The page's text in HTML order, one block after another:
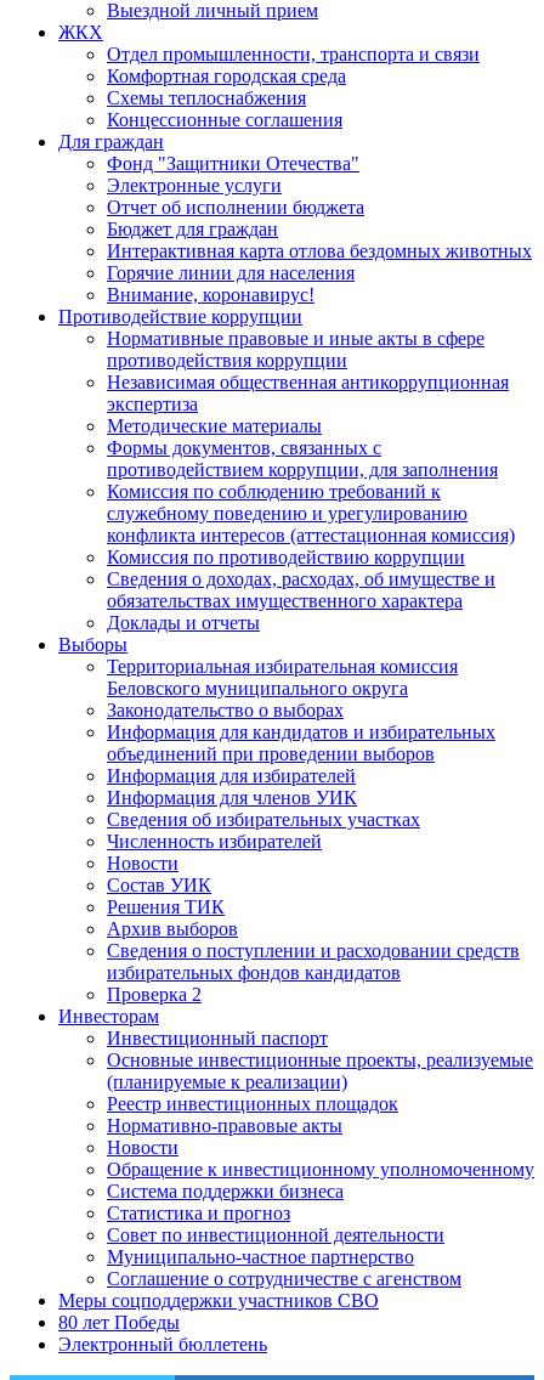
Выездной личный прием
ЖКХ
Отдел промышленности, транспорта и связи
Комфортная городская среда
Схемы теплоснабжения
Концессионные соглашения
Для граждан
Фонд "Защитники Отечества"
Электронные услуги
Отчет об исполнении бюджета
Бюджет для граждан
Интерактивная карта отлова бездомных животных
Горячие линии для населения
Внимание, коронавирус!
Противодействие коррупции
Нормативные правовые и иные акты в сфере
противодействия коррупции
Независимая общественная антикоррупционная
экспертиза
Методические материалы
Формы документов, связанных с
противодействием коррупции, для заполнения
Комиссия по соблюдению требований к
служебному поведению и урегулированию
конфликта интересов (аттестационная комиссия)
Комиссия по противодействию коррупции
Сведения о доходах, расходах, об имуществе и
обязательствах имущественного характера
Доклады и отчеты
Выборы
Территориальная избирательная комиссия
Беловского муниципального округа
Законодательство о выборах
Информация для кандидатов и избирательных
объединений при проведении выборов
Информация для избирателей
Информация для членов УИК
Сведения об избирательных участках
Численность избирателей
Новости
Состав УИК
Решения ТИК
Архив выборов
Сведения о поступлении и расходовании средств
избирательных фондов кандидатов
Проверка 2
Инвесторам
Инвестиционный паспорт
Основные инвестиционные проекты, реализуемые
(планируемые к реализации)
Реестр инвестиционных площадок
Нормативно-правовые акты
Новости
Обращение к инвестиционному уполномоченному
Система поддержки бизнеса
Статистика и прогноз
Совет по инвестиционной деятельности
Муниципально-частное партнерство
Соглашение о сотрудничестве с агенством
Меры соцподдержки участников СВО
80 лет Победы
Электронный бюллетень